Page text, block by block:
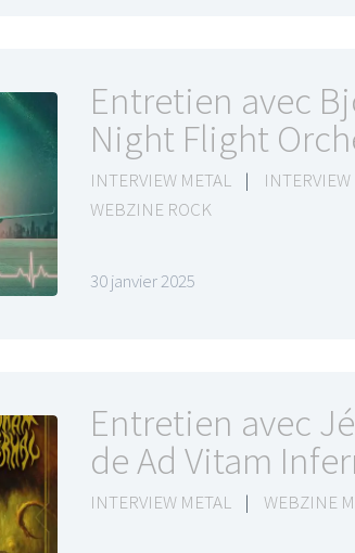
Entretien avec
Night Flight
INTERVIEW METAL |
WEBZINE ROCK
30 janvier 2025
Entretien avec
de Ad Vitam
INTERVIEW METAL | WEBZINE